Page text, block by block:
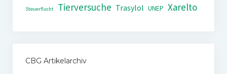
Steuerflucht Tierversuche Trasylol UNEP Xarelto
CBG Artikelarchiv